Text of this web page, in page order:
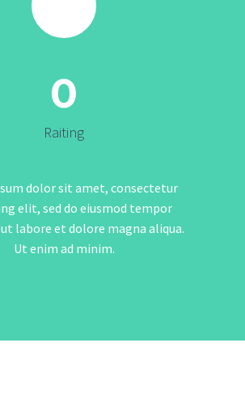
0
Raiting
dolor sit amet, consectetur
elit, sed do eiusmod tempor
labore et dolore magna aliqua.
Ut enim ad minim.